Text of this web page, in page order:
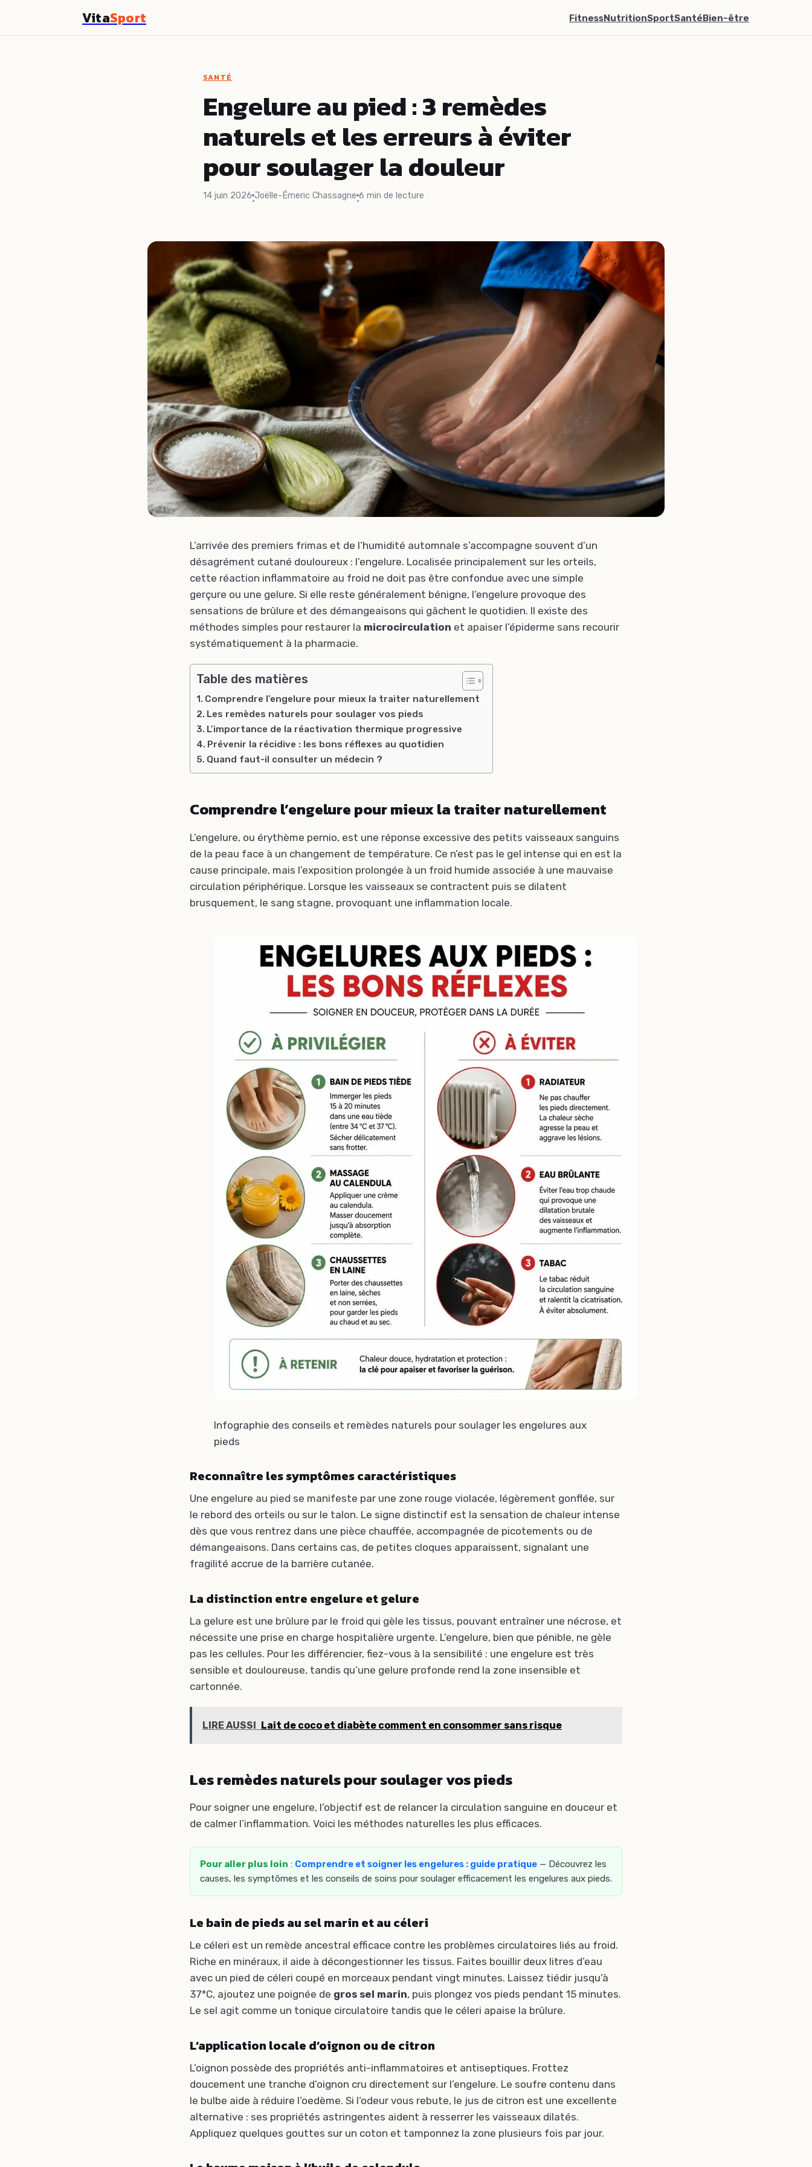
VitaSport FitnessNutritionSportSantéBien-être
SANTÉ
Engelure au pied : 3 remèdes
naturels et les erreurs à éviter
pour soulager la douleur
14 juin 2026
·
Joëlle-Émeric Chassagne
·
6 min de lecture
L’arrivée des premiers frimas et de l’humidité automnale s’accompagne souvent d’un
désagrément cutané douloureux : l’engelure. Localisée principalement sur les orteils,
cette réaction inflammatoire au froid ne doit pas être confondue avec une simple
gerçure ou une gelure. Si elle reste généralement bénigne, l’engelure provoque des
sensations de brûlure et des démangeaisons qui gâchent le quotidien. Il existe des
méthodes simples pour restaurer la microcirculation et apaiser l’épiderme sans recourir
systématiquement à la pharmacie.
Table des matières
Comprendre l’engelure pour mieux la traiter naturellement
Les remèdes naturels pour soulager vos pieds
L’importance de la réactivation thermique progressive
Prévenir la récidive : les bons réflexes au quotidien
Quand faut-il consulter un médecin ?
Comprendre l’engelure pour mieux la traiter naturellement
L’engelure, ou érythème pernio, est une réponse excessive des petits vaisseaux sanguins
de la peau face à un changement de température. Ce n’est pas le gel intense qui en est la
cause principale, mais l’exposition prolongée à un froid humide associée à une mauvaise
circulation périphérique. Lorsque les vaisseaux se contractent puis se dilatent
brusquement, le sang stagne, provoquant une inflammation locale.
Infographie des conseils et remèdes naturels pour soulager les engelures aux
pieds
Reconnaître les symptômes caractéristiques
Une engelure au pied se manifeste par une zone rouge violacée, légèrement gonflée, sur
le rebord des orteils ou sur le talon. Le signe distinctif est la sensation de chaleur intense
dès que vous rentrez dans une pièce chauffée, accompagnée de picotements ou de
démangeaisons. Dans certains cas, de petites cloques apparaissent, signalant une
fragilité accrue de la barrière cutanée.
La distinction entre engelure et gelure
La gelure est une brûlure par le froid qui gèle les tissus, pouvant entraîner une nécrose, et
nécessite une prise en charge hospitalière urgente. L’engelure, bien que pénible, ne gèle
pas les cellules. Pour les différencier, fiez-vous à la sensibilité : une engelure est très
sensible et douloureuse, tandis qu’une gelure profonde rend la zone insensible et
cartonnée.
LIRE AUSSI Lait de coco et diabète comment en consommer sans risque
Les remèdes naturels pour soulager vos pieds
Pour soigner une engelure, l’objectif est de relancer la circulation sanguine en douceur et
de calmer l’inflammation. Voici les méthodes naturelles les plus efficaces.
Pour aller plus loin : Comprendre et soigner les engelures : guide pratique — Découvrez les
causes, les symptômes et les conseils de soins pour soulager efficacement les engelures aux pieds.
Le bain de pieds au sel marin et au céleri
Le céleri est un remède ancestral efficace contre les problèmes circulatoires liés au froid.
Riche en minéraux, il aide à décongestionner les tissus. Faites bouillir deux litres d’eau
avec un pied de céleri coupé en morceaux pendant vingt minutes. Laissez tiédir jusqu’à
37°C, ajoutez une poignée de gros sel marin, puis plongez vos pieds pendant 15 minutes.
Le sel agit comme un tonique circulatoire tandis que le céleri apaise la brûlure.
L’application locale d’oignon ou de citron
L’oignon possède des propriétés anti-inflammatoires et antiseptiques. Frottez
doucement une tranche d’oignon cru directement sur l’engelure. Le soufre contenu dans
le bulbe aide à réduire l’oedème. Si l’odeur vous rebute, le jus de citron est une excellente
alternative : ses propriétés astringentes aident à resserrer les vaisseaux dilatés.
Appliquez quelques gouttes sur un coton et tamponnez la zone plusieurs fois par jour.